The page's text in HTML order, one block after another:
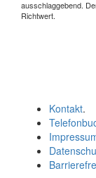
ausschlaggebend.
Richtwert.
Kontakt.